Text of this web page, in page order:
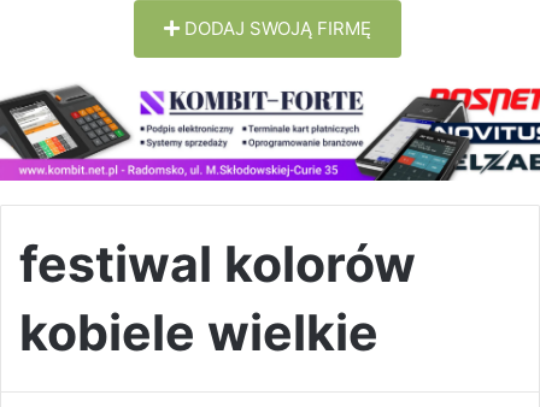
DODAJ SWOJĄ FIRMĘ
festiwal kolorów
kobiele wielkie